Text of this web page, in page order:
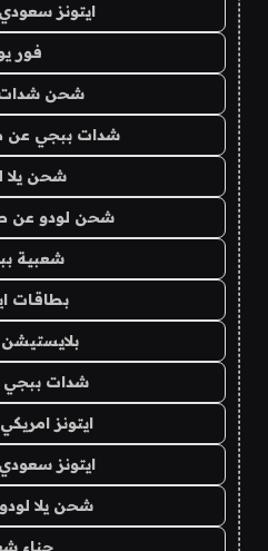
ايتونز
فور
شحن
شدات ببجي عن
شحن يلا
شحن لودو عن
شعبية
بطاقات
شدات
ايتونز
ايتونز
شحن يلا
حناء